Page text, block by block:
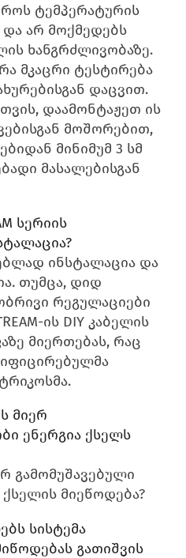
ტემპერატურის
არ მოქმედებს
ხანგრძლივობაზე.
მკაცრი ტესტირება
დაცვით.
დაამონტაჟეთ ის
მოშორებით,
მინიმუმ 3 სმ
მასალებისგან
სერიის
ინსტალაცია და
თუმცა, დიდ
რეგულაციები
ის DIY კაბელის
მიერთებას, რაც
მიერ
ენერგია ქსელს
გამომუშავებული
მიეწოდება?
სისტემა
გათიშვის